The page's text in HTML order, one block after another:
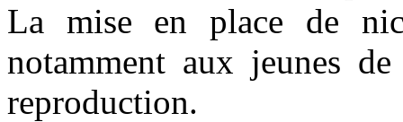
La mise en place de
notamment aux jeunes
reproduction.